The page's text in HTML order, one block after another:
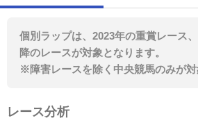
個別ラップは、2023年の重賞レース
降のレースが対象となります。
※障害レースを除く中央競馬のみが対
レース分析